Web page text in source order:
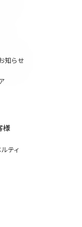
知らせ
様
ティ